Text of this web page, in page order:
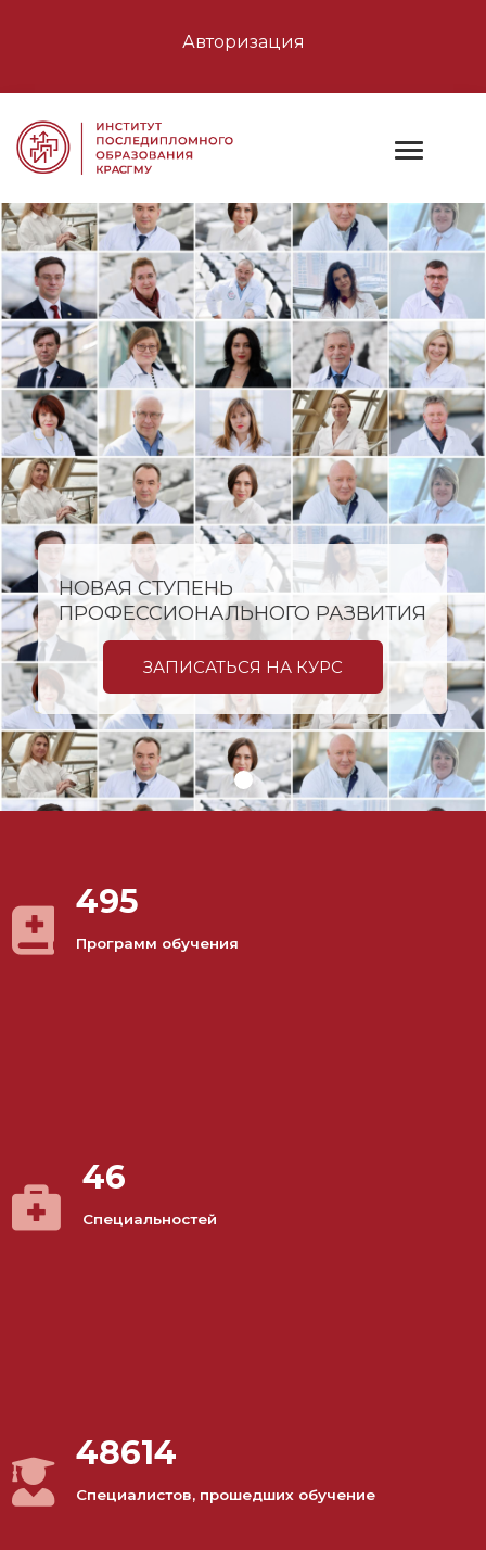
Авторизация
НОВАЯ СТУПЕНЬ
ПРОФЕССИОНАЛЬНОГО РАЗВИТИЯ
ЗАПИСАТЬСЯ НА КУРС
495
Программ обучения
46
Специальностей
48614
Специалистов, прошедших обучение